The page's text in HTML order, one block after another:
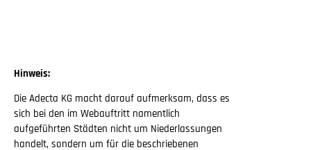
Hinweis:
Die Adecta KG macht darauf aufmerksam, dass es
sich bei den im Webauftritt namentlich
aufgeführten Städten nicht um Niederlassungen
handelt, sondern um für die beschriebenen